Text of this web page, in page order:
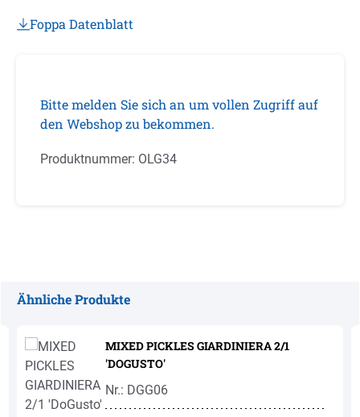
Foppa Datenblatt
Bitte melden Sie sich an um vollen Zugriff auf
den Webshop zu bekommen.
Produktnummer: OLG34
Ähnliche Produkte
MIXED PICKLES GIARDINIERA 2/1
'DOGUSTO'
Nr.: DGG06